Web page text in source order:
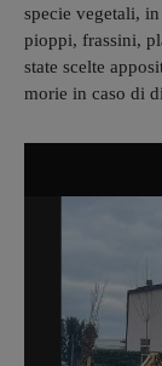
specie vegetali,
pioppi, frassini,
state scelte
morie in caso di